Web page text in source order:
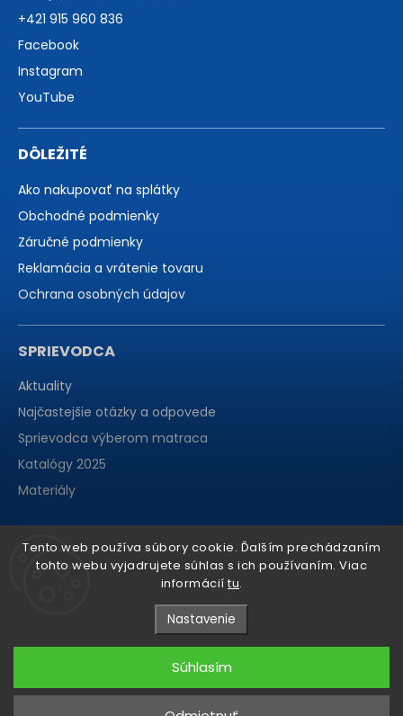
Tento web používa súbory cookie. Ďalším prechádzaním
tohto webu vyjadrujete súhlas s ich používaním. Viac
informácií tu.
Nastavenie
Súhlasím
+421 915 960 836
Facebook
Instagram
YouTube
DÔLEŽITÉ
Ako nakupovať na splátky
Obchodné podmienky
Záručné podmienky
Reklamácia a vrátenie tovaru
Ochrana osobných údajov
SPRIEVODCA
Aktuality
Najčastejšie otázky a odpovede
Sprievodca výberom matraca
Katalógy 2025
Materiály
Copyright 2026matraCentrum. Všetky práva vyhradené.